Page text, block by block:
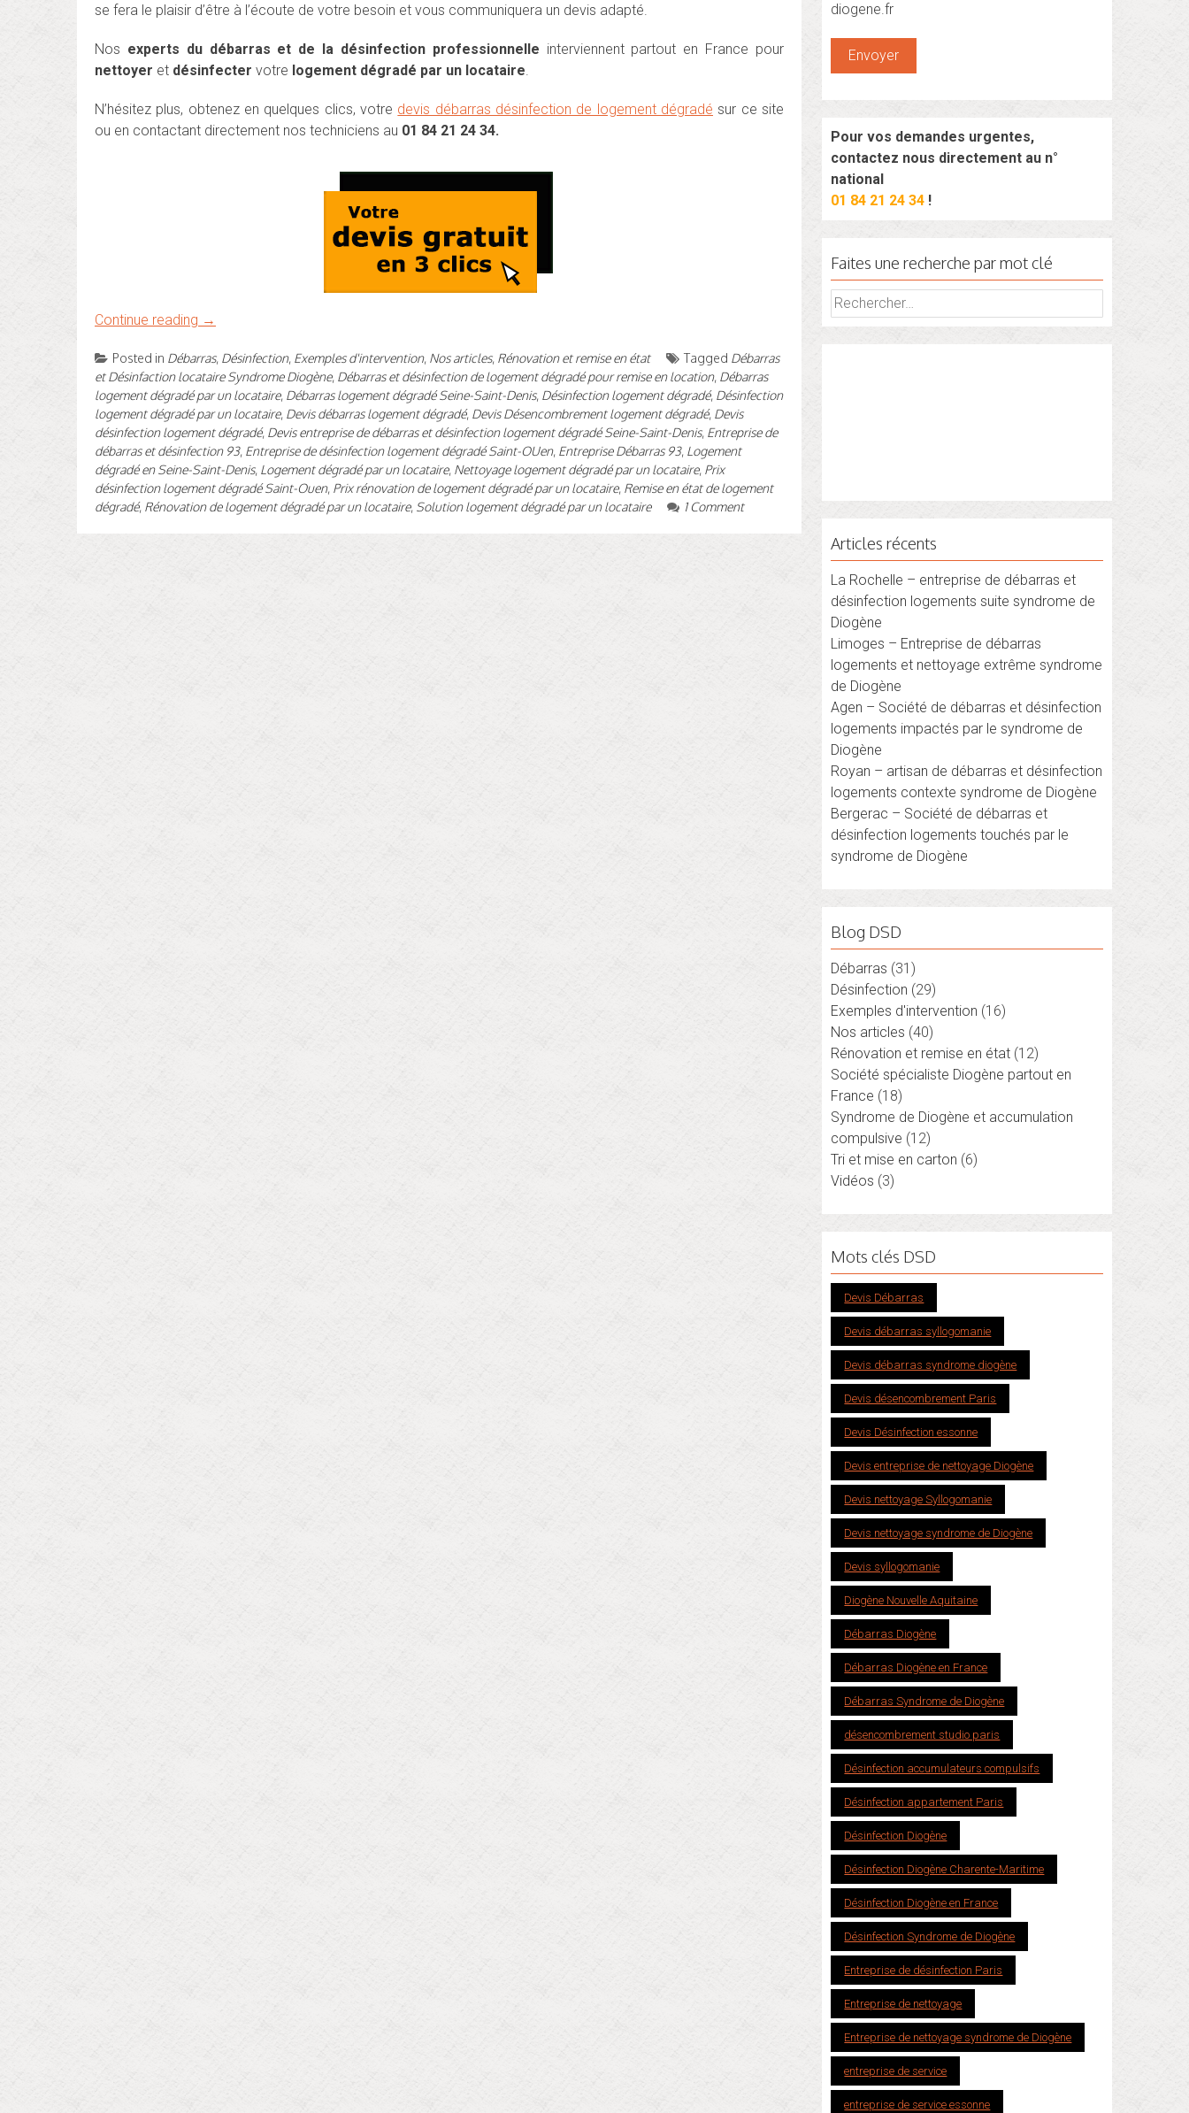
se fera le plaisir d’être à l’écoute de votre besoin et vous communiquera un devis adapté.
Nos experts du débarras et de la désinfection professionnelle interviennent partout en France pour
nettoyer et désinfecter votre logement dégradé par un locataire.
N’hésitez plus, obtenez en quelques clics, votre devis débarras désinfection de logement dégradé sur ce site
ou en contactant directement nos techniciens au 01 84 21 24 34.
Continue reading →
Posted in Débarras, Désinfection, Exemples d'intervention, Nos articles, Rénovation et remise en état Tagged Débarras
et Désinfaction locataire Syndrome Diogène, Débarras et désinfection de logement dégradé pour remise en location, Débarras
logement dégradé par un locataire, Débarras logement dégradé Seine-Saint-Denis, Désinfection logement dégradé, Désinfection
logement dégradé par un locataire, Devis débarras logement dégradé, Devis Désencombrement logement dégradé, Devis
désinfection logement dégradé, Devis entreprise de débarras et désinfection logement dégradé Seine-Saint-Denis, Entreprise de
débarras et désinfection 93, Entreprise de désinfection logement dégradé Saint-OUen, Entreprise Débarras 93, Logement
dégradé en Seine-Saint-Denis, Logement dégradé par un locataire, Nettoyage logement dégradé par un locataire, Prix
désinfection logement dégradé Saint-Ouen, Prix rénovation de logement dégradé par un locataire, Remise en état de logement
dégradé, Rénovation de logement dégradé par un locataire, Solution logement dégradé par un locataire 1 Comment
diogene.fr
Pour vos demandes urgentes,
contactez nous directement au n°
national
01 84 21 24 34 !
Faites une recherche par mot clé
Rechercher :
Articles récents
La Rochelle – entreprise de débarras et
désinfection logements suite syndrome de
Diogène
Limoges – Entreprise de débarras
logements et nettoyage extrême syndrome
de Diogène
Agen – Société de débarras et désinfection
logements impactés par le syndrome de
Diogène
Royan – artisan de débarras et désinfection
logements contexte syndrome de Diogène
Bergerac – Société de débarras et
désinfection logements touchés par le
syndrome de Diogène
Blog DSD
Débarras (31)
Désinfection (29)
Exemples d'intervention (16)
Nos articles (40)
Rénovation et remise en état (12)
Société spécialiste Diogène partout en
France (18)
Syndrome de Diogène et accumulation
compulsive (12)
Tri et mise en carton (6)
Vidéos (3)
Mots clés DSD
Devis Débarras
Devis débarras syllogomanie
Devis débarras syndrome diogène
Devis désencombrement Paris
Devis Désinfection essonne
Devis entreprise de nettoyage Diogène
Devis nettoyage Syllogomanie
Devis nettoyage syndrome de Diogène
Devis syllogomanie
Diogène Nouvelle Aquitaine
Débarras Diogène
Débarras Diogène en France
Débarras Syndrome de Diogène
désencombrement studio paris
Désinfection accumulateurs compulsifs
Désinfection appartement Paris
Désinfection Diogène
Désinfection Diogène Charente-Maritime
Désinfection Diogène en France
Désinfection Syndrome de Diogène
Entreprise de désinfection Paris
Entreprise de nettoyage
Entreprise de nettoyage syndrome de Diogène
entreprise de service
entreprise de service essonne